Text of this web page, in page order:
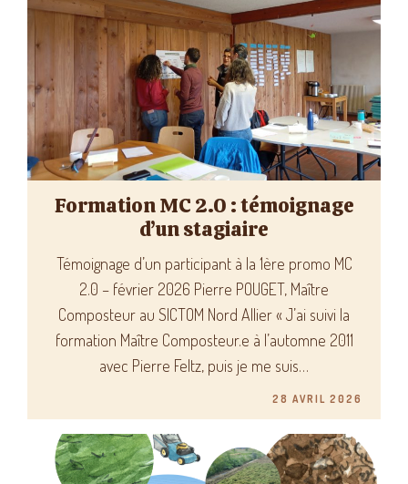
Formation MC 2.0 : témoignage
d’un stagiaire
Témoignage d’un participant à la 1ère promo MC
2.0 – février 2026 Pierre POUGET, Maître
Composteur au SICTOM Nord Allier « J’ai suivi la
formation Maître Composteur.e à l’automne 2011
avec Pierre Feltz, puis je me suis…
28 AVRIL 2026